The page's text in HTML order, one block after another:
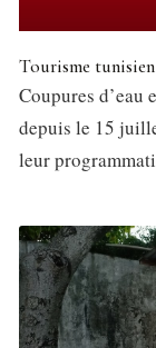
Tourisme tunisien
Coupures d’eau
depuis le 15
leur